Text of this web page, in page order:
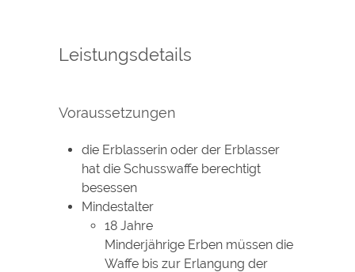
Leistungsdetails
Voraussetzungen
die Erblasserin oder der Erblasser
hat die Schusswaffe berechtigt
besessen
Mindestalter
18 Jahre
Minderjährige Erben müssen die
Waffe bis zur Erlangung der